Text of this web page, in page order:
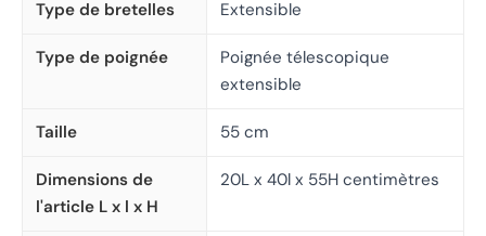
Type de bretelles Extensible
Type de poignée
Poignée télescopique
extensible
Taille 55 cm
Dimensions de
l'article L x l x H
20L x 40l x 55H centimètres